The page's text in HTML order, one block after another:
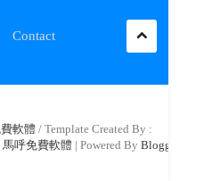
Contact
軟體 / Template Created By :
馬呼免費軟體 | Powered By Blogger